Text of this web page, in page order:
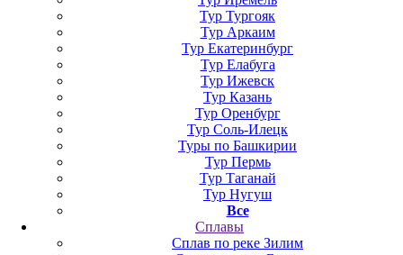
Тур Тургояк
Тур Аркаим
Тур Екатеринбург
Тур Елабуга
Тур Ижевск
Тур Казань
Тур Оренбург
Тур Соль-Илецк
Туры по Башкирии
Тур Пермь
Тур Таганай
Тур Нугуш
Все
Сплавы
Сплав по реке Зилим